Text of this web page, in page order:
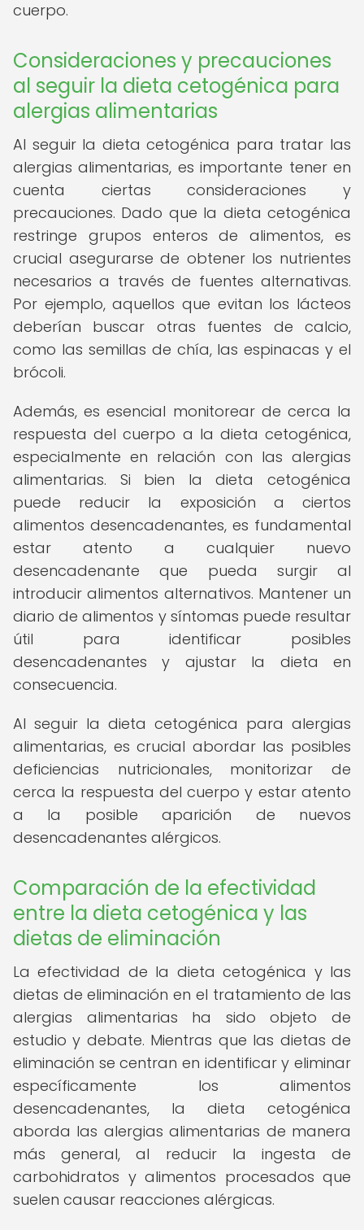
cuerpo.
Consideraciones y precauciones
al seguir la dieta cetogénica para
alergias alimentarias
Al seguir la dieta cetogénica para tratar las
alergias alimentarias, es importante tener en
cuenta ciertas consideraciones y
precauciones. Dado que la dieta cetogénica
restringe grupos enteros de alimentos, es
crucial asegurarse de obtener los nutrientes
necesarios a través de fuentes alternativas.
Por ejemplo, aquellos que evitan los lácteos
deberían buscar otras fuentes de calcio,
como las semillas de chía, las espinacas y el
brócoli.
Además, es esencial monitorear de cerca la
respuesta del cuerpo a la dieta cetogénica,
especialmente en relación con las alergias
alimentarias. Si bien la dieta cetogénica
puede reducir la exposición a ciertos
alimentos desencadenantes, es fundamental
estar atento a cualquier nuevo
desencadenante que pueda surgir al
introducir alimentos alternativos. Mantener un
diario de alimentos y síntomas puede resultar
útil para identificar posibles
desencadenantes y ajustar la dieta en
consecuencia.
Al seguir la dieta cetogénica para alergias
alimentarias, es crucial abordar las posibles
deficiencias nutricionales, monitorizar de
cerca la respuesta del cuerpo y estar atento
a la posible aparición de nuevos
desencadenantes alérgicos.
Comparación de la efectividad
entre la dieta cetogénica y las
dietas de eliminación
La efectividad de la dieta cetogénica y las
dietas de eliminación en el tratamiento de las
alergias alimentarias ha sido objeto de
estudio y debate. Mientras que las dietas de
eliminación se centran en identificar y eliminar
específicamente los alimentos
desencadenantes, la dieta cetogénica
aborda las alergias alimentarias de manera
más general, al reducir la ingesta de
carbohidratos y alimentos procesados que
suelen causar reacciones alérgicas.